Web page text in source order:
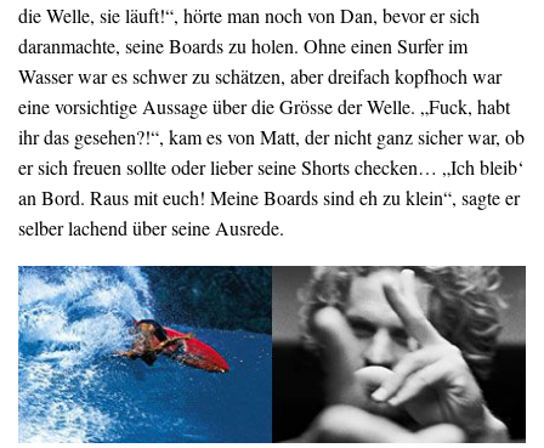
die Welle, sie läuft!“, hörte man noch von Dan, bevor er sich
daranmachte, seine Boards zu holen. Ohne einen Surfer im
Wasser war es schwer zu schätzen, aber dreifach kopfhoch war
eine vorsichtige Aussage über die Grösse der Welle. „Fuck, habt
ihr das gesehen?!“, kam es von Matt, der nicht ganz sicher war, ob
er sich freuen sollte oder lieber seine Shorts checken… „Ich bleib‘
an Bord. Raus mit euch! Meine Boards sind eh zu klein“, sagte er
selber lachend über seine Ausrede.